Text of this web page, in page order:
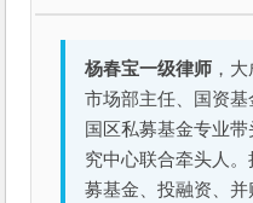
杨春宝一级律师 ，
市场部主任、国资
国区私募基金专业
究中心联合牵头人
募基金、投融资、